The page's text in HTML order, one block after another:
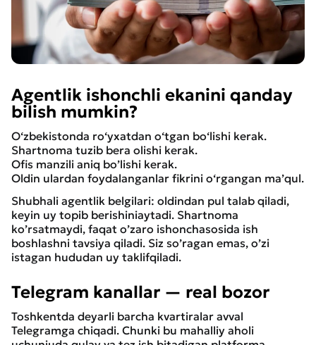
Agentlik ishonchli ekanini qanday
bilish mumkin?
O‘zbekistonda ro‘yxatdan o‘tgan bo‘lishi kerak.
Shartnoma tuzib bera olishi kerak.
Ofis manzili aniq bo’lishi kerak.
Oldin ulardan foydalanganlar fikrini o‘rgangan ma’qul.
Shubhali agentlik belgilari: oldindan pul talab qiladi,
keyin uy topib berishiniaytadi. Shartnoma
ko’rsatmaydi, faqat o’zaro ishonchasosida ish
boshlashni tavsiya qiladi. Siz so’ragan emas, o’zi
istagan hududan uy taklifqiladi.
Telegram kanallar — real bozor
Toshkentda deyarli barcha kvartiralar avval
Telegramga chiqadi. Chunki bu mahalliy aholi